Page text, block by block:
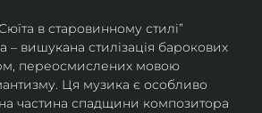
в старовинному стилі”
– вишукана стилізація барокових
переосмислених мовою
Ця музика є особливо
частина спадщини композитора